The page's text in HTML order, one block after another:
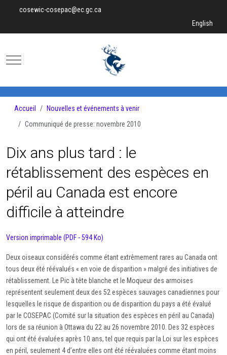
cosewic-cosepac@ec.gc.ca
Sélectionnez
English
Mobile Menu Toggle
Accueil
Nouvelles et événements à venir
Communiqué de presse: novembre 2010
Dix ans plus tard : le
rétablissement des espèces en
péril au Canada est encore
difficile à atteindre
Version imprimable (PDF - 594 Ko)
Deux oiseaux considérés comme étant extrêmement rares au Canada ont
tous deux été réévalués « en voie de disparition » malgré des initiatives de
rétablissement. Le Pic à tête blanche et le Moqueur des armoises
représentent seulement deux des 52 espèces sauvages canadiennes pour
lesquelles le risque de disparition ou de disparition du pays a été évalué
par le COSEPAC (Comité sur la situation des espèces en péril au Canada)
lors de sa réunion à Ottawa du 22 au 26 novembre 2010. Des 32 espèces
qui ont été évaluées après 10 ans, tel que requis par la Loi sur les espèces
en péril, seulement 4 d’entre elles ont été réévaluées comme étant moins